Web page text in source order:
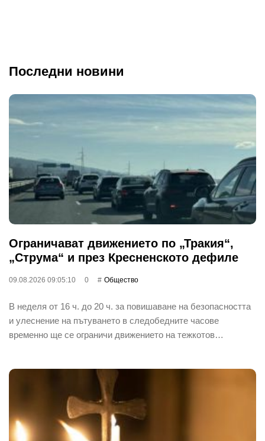
Последни новини
Ограничават движението по „Тракия“,
„Струма“ и през Кресненското дефиле
09.08.2026 09:05:10 0 Общество
В неделя от 16 ч. до 20 ч. за повишаване на безопасността
и улеснение на пътуването в следобедните часове
временно ще се ограничи движението на тежкотов…